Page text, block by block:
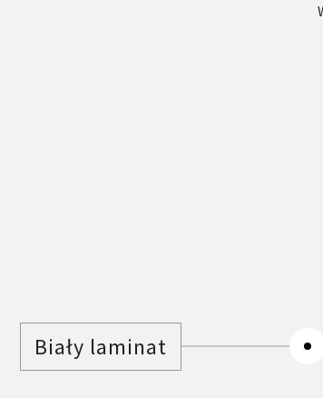
Biały laminat